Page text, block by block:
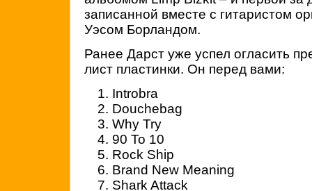
записанной вместе с гитаристом
Уэсом Борландом.
Ранее Дарст уже успел огласить
лист пластинки. Он перед вами:
Introbra
Douchebag
Why Try
90 To 10
Rock Ship
Brand New Meaning
Shark Attack